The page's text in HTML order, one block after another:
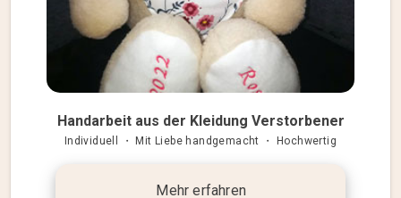
Handarbeit aus der Kleidung Verstorbener
Individuell ・ Mit Liebe handgemacht ・ Hochwertig
Mehr erfahren